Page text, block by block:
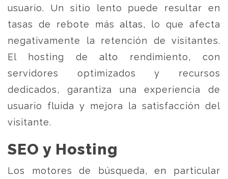
usuario. Un sitio lento puede resultar en
tasas de rebote más altas, lo que afecta
negativamente la retención de visitantes.
El hosting de alto rendimiento, con
servidores optimizados y recursos
dedicados, garantiza una experiencia de
usuario fluida y mejora la satisfacción del
visitante.
SEO y Hosting
Los motores de búsqueda, en particular